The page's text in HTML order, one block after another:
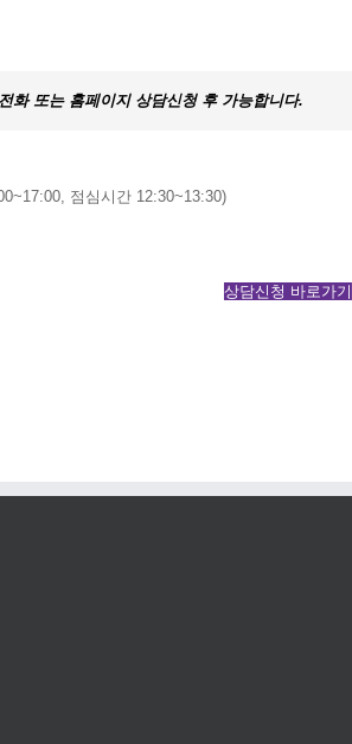
화 또는 홈페이지 상담신청 후 가능합니다.
점심시간 12:30~13:30)
상담신청 바로가기